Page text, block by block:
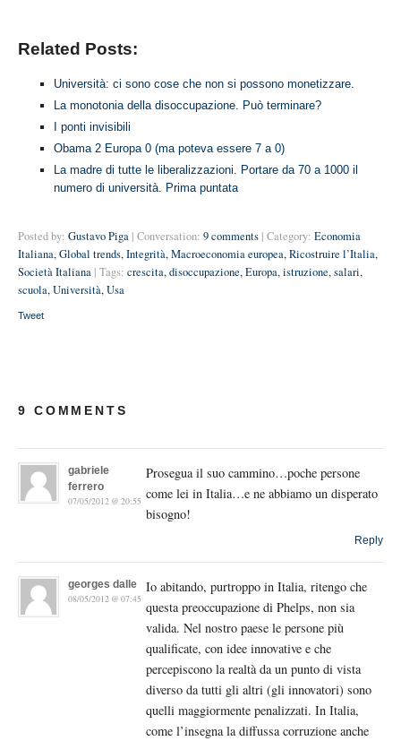
Related Posts:
Università: ci sono cose che non si possono monetizzare.
La monotonia della disoccupazione. Può terminare?
I ponti invisibili
Obama 2 Europa 0 (ma poteva essere 7 a 0)
La madre di tutte le liberalizzazioni. Portare da 70 a 1000 il
numero di università. Prima puntata
Posted by: Gustavo Piga | Conversation: 9 comments | Category: Economia
Italiana,Global trends,Integrità,Macroeconomia europea,Ricostruire l’Italia,
Società Italiana | Tags: crescita,disoccupazione,Europa,istruzione,salari,
scuola,Università,Usa
Tweet
9 COMMENTS
gabriele
ferrero
07/05/2012 @ 20:55
Prosegua il suo cammino…poche persone
come lei in Italia…e ne abbiamo un disperato
bisogno!
Reply
georges dalle
08/05/2012 @ 07:45
Io abitando, purtroppo in Italia, ritengo che
questa preoccupazione di Phelps, non sia
valida. Nel nostro paese le persone più
qualificate, con idee innovative e che
percepiscono la realtà da un punto di vista
diverso da tutti gli altri (gli innovatori) sono
quelli maggiormente penalizzati. In Italia,
come l’insegna la diffussa corruzione anche